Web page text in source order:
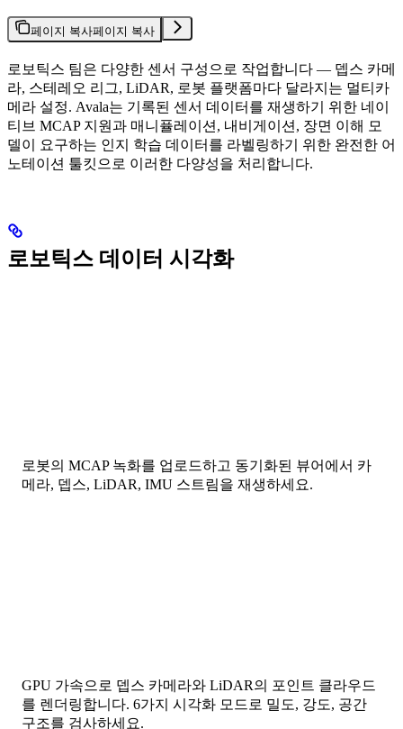
페이지 복사페이지 복사
로보틱스 팀은 다양한 센서 구성으로 작업합니다 — 뎁스 카메
라, 스테레오 리그, LiDAR, 로봇 플랫폼마다 달라지는 멀티카
메라 설정. Avala는 기록된 센서 데이터를 재생하기 위한 네이
티브 MCAP 지원과 매니퓰레이션, 내비게이션, 장면 이해 모
델이 요구하는 인지 학습 데이터를 라벨링하기 위한 완전한 어
노테이션 툴킷으로 이러한 다양성을 처리합니다.
로보틱스 데이터 시각화
로봇의 MCAP 녹화를 업로드하고 동기화된 뷰어에서 카
메라, 뎁스, LiDAR, IMU 스트림을 재생하세요.
GPU 가속으로 뎁스 카메라와 LiDAR의 포인트 클라우드
를 렌더링합니다. 6가지 시각화 모드로 밀도, 강도, 공간
구조를 검사하세요.